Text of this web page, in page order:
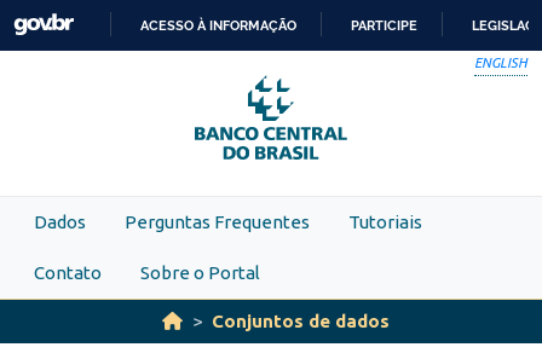
Skip to main content
PARA
O
CONTEÚDO
ACESSO À INFORMAÇÃO PARTICIPE
ENGLISH
Dados Perguntas Frequentes Tutoriais
Contato Sobre o Portal
Conjuntos de dados